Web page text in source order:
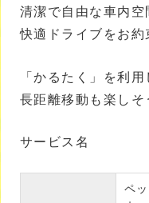
清潔で自由な車内空
快適ドライブをお約
「かるたく」を利
長距離移動も楽しそ
サービス名
ペ